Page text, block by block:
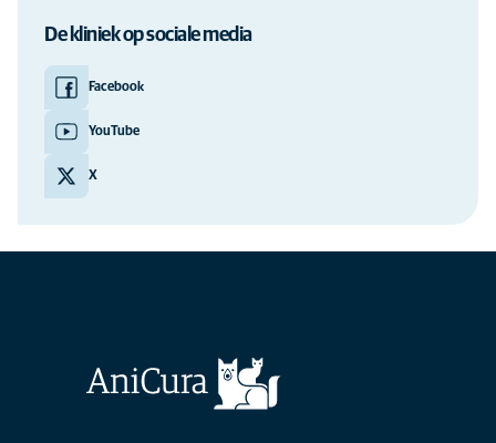
De kliniek op sociale media
Facebook
YouTube
X